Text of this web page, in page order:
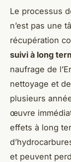
Le processus
n’est pas une
récupération
suivi à long
naufrage de
nettoyage et
plusieurs
œuvre
effets à long
et peuvent